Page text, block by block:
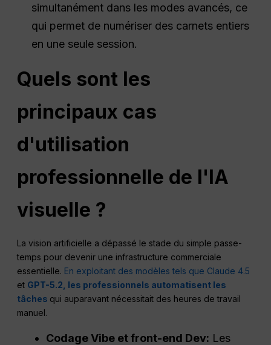
simultanément dans les modes avancés, ce
qui permet de numériser des carnets entiers
en une seule session.
Quels sont les
principaux cas
d'utilisation
professionnelle de l'IA
visuelle ?
La vision artificielle a dépassé le stade du simple passe-
temps pour devenir une infrastructure commerciale
essentielle. En exploitant des modèles tels que Claude 4.5
et GPT-5.2, les professionnels automatisent les
tâches qui auparavant nécessitait des heures de travail
manuel.
Codage Vibe et front-end Dev: Les